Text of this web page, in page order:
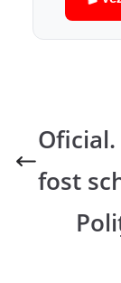
Oficial.
fost